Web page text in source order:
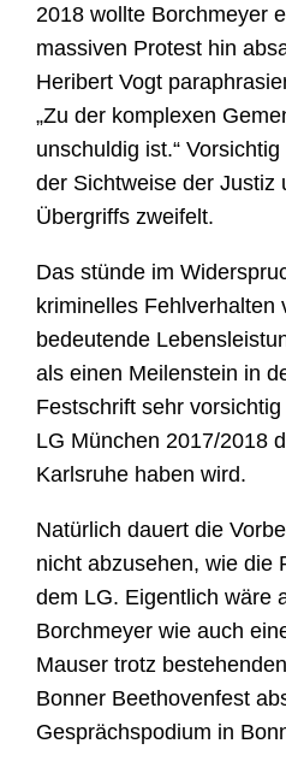
2018 wollte Borchmeyer
massiven Protest hin
Heribert Vogt
„Zu der komplexen
unschuldig ist.“
der Sichtweise der Justiz
Übergriffs zweifelt.
Das stünde im
kriminelles Fehlverhalten
bedeutende
als einen Meilenstein in
Festschrift sehr
LG München 2017/2018
Karlsruhe haben wird.
Natürlich dauert die
nicht abzusehen, wie die
dem LG. Eigentlich wäre
Borchmeyer wie auch
Mauser trotz
Bonner Beethovenfest
Gesprächspodium in